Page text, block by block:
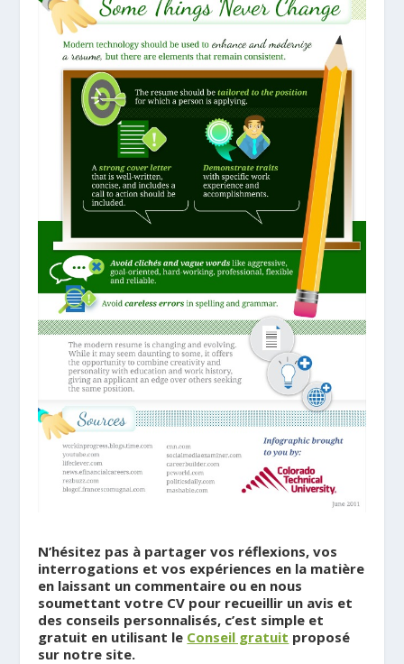
N’hésitez pas à partager vos réflexions, vos
interrogations et vos expériences en la matière
en laissant un commentaire ou en nous
soumettant votre CV pour recueillir un avis et
des conseils personnalisés, c’est simple et
gratuit en utilisant le Conseil gratuit proposé
sur notre site.